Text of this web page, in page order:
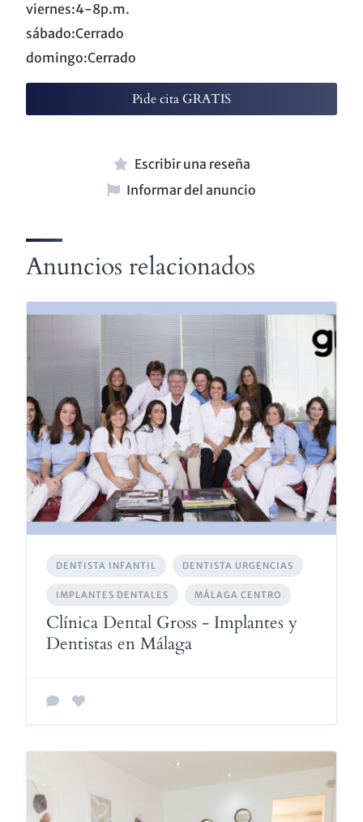
viernes:4-8p.m.
sábado:Cerrado
domingo:Cerrado
Pide cita GRATIS
Escribir una reseña
Informar del anuncio
Anuncios relacionados
DENTISTA INFANTIL DENTISTA URGENCIAS
IMPLANTES DENTALES MÁLAGA CENTRO
Clínica Dental Gross - Implantes y
Dentistas en Málaga